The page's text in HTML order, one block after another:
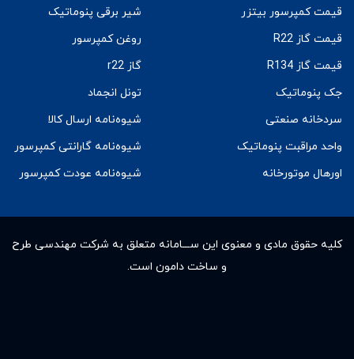
قیمت کمپرسور بیتزر
قیمت گاز R22
قیمت گاز R134
جک پنوماتیک
سردخانه صنعتی
واحد مراقبت پنوماتیک
اورهال موتورخانه
شیر برقی پنوماتیک
روغن کمپرسور
گاز r22
تونل انجماد
شیوه‌نامه ارسال کالا
شیوه‌نامه گارانتی کمپرسور
شیوه‌نامه عودت کمپرسور
کلیه حقوق مادى و معنوى این ســـامانه متعلق به شرکت مهندسی طرح
و ساخت دامون است.